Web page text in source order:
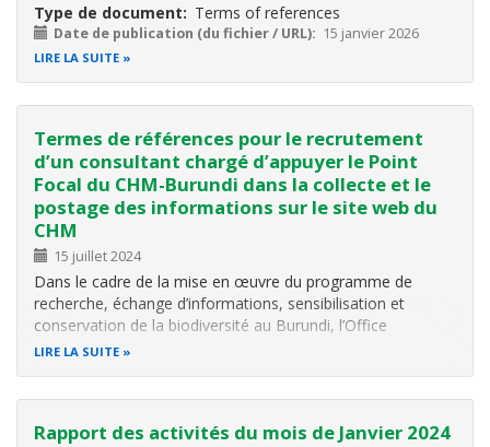
Type de document Terms of references
Date de publication (du fichier / URL) 15 janvier 2026
LIRE LA SUITE
Termes de références pour le recrutement
d’un consultant chargé d’appuyer le Point
Focal du CHM-Burundi dans la collecte et le
postage des informations sur le site web du
CHM
15 juillet 2024
Dans le cadre de la mise en œuvre du programme de
recherche, échange d’informations, sensibilisation et
conservation de la biodiversité au Burundi, l’Office
Burundais pour la Protection de l’Environnement (OBPE) a
LIRE LA SUITE
Rapport des activités du mois de Janvier 2024